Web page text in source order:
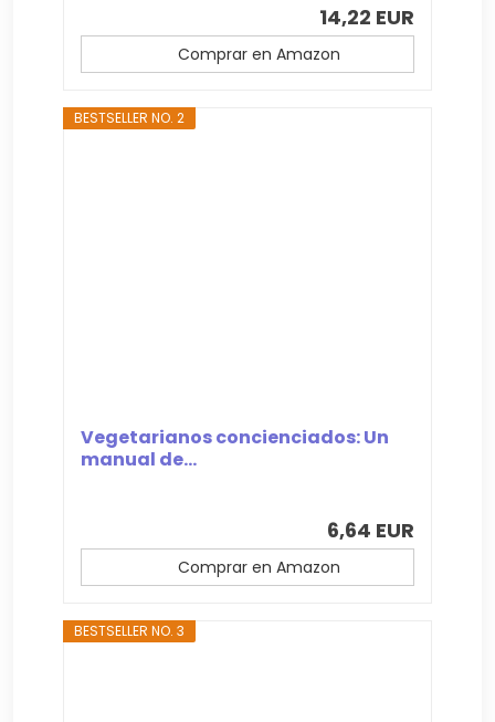
14,22 EUR
Comprar en Amazon
BESTSELLER NO. 2
Vegetarianos concienciados: Un
manual de...
6,64 EUR
Comprar en Amazon
BESTSELLER NO. 3